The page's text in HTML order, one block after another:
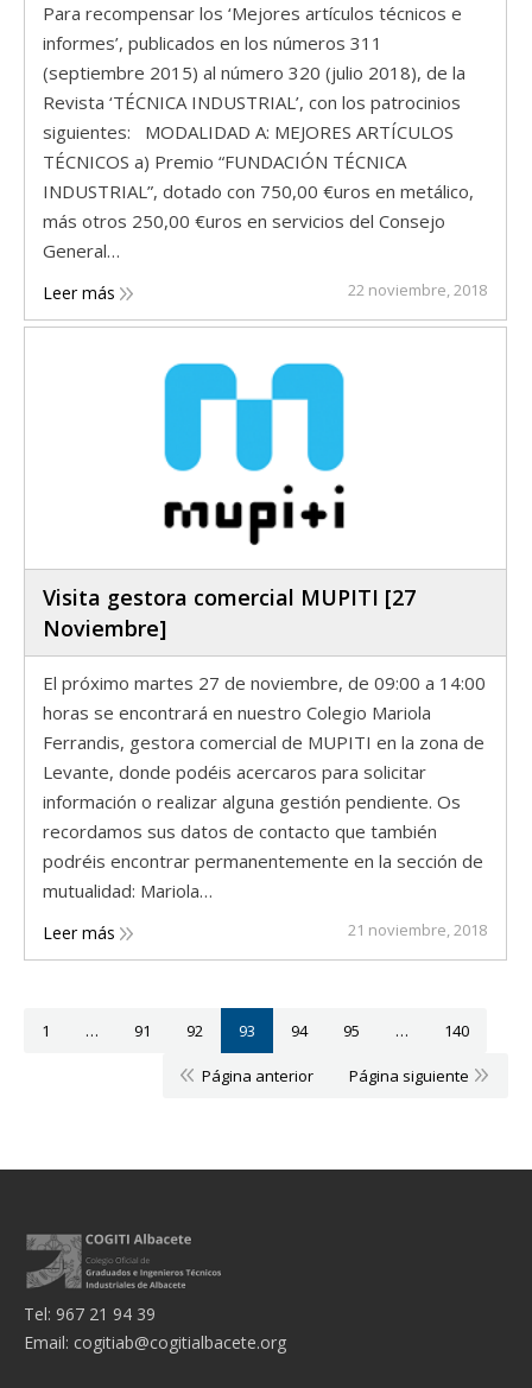
Para recompensar los ‘Mejores artículos técnicos e
informes’, publicados en los números 311
(septiembre 2015) al número 320 (julio 2018), de la
Revista ‘TÉCNICA INDUSTRIAL’, con los patrocinios
siguientes: MODALIDAD A: MEJORES ARTÍCULOS
TÉCNICOS a) Premio “FUNDACIÓN TÉCNICA
INDUSTRIAL”, dotado con 750,00 €uros en metálico,
más otros 250,00 €uros en servicios del Consejo
General…
Leer más 22 noviembre, 2018
Visita gestora comercial MUPITI [27
Noviembre]
El próximo martes 27 de noviembre, de 09:00 a 14:00
horas se encontrará en nuestro Colegio Mariola
Ferrandis, gestora comercial de MUPITI en la zona de
Levante, donde podéis acercaros para solicitar
información o realizar alguna gestión pendiente. Os
recordamos sus datos de contacto que también
podréis encontrar permanentemente en la sección de
mutualidad: Mariola…
Leer más 21 noviembre, 2018
1 … 91 92 93 94 95 … 140
Página anterior Página siguiente
Tel: 967 21 94 39
Email: cogitiab@cogitialbacete.org